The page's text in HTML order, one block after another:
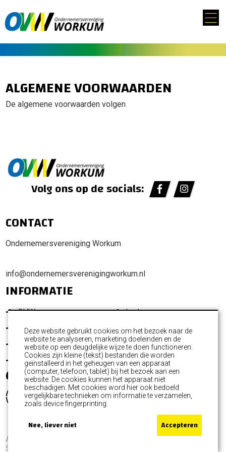
ALGEMENE VOORWAARDEN
De algemene voorwaarden volgen
Volg ons op de socials:
CONTACT
Ondernemersvereniging Workum
info@ondernemersverenigingworkum.nl
INFORMATIE
OVW
Promotie Workum
Activiteiten
Nieuws
Leden
Ondernemersfonds
Commissies
Contact
Algemene voorwaarden
Sitemap
Deze website gebruikt cookies om het bezoek naar de
website te analyseren, marketing doeleinden en de
website op een deugdelijke wijze te doen functioneren.
Cookies zijn kleine (tekst) bestanden die worden
geïnstalleerd in het geheugen van een apparaat
(computer, telefoon, tablet) bij het bezoek aan een
website. De cookies kunnen het apparaat niet
beschadigen. Met cookies word hier ook bedoeld
vergelijkbare technieken om informatie te verzamelen,
zoals device fingerprinting.
Nee, liever niet Accepteren